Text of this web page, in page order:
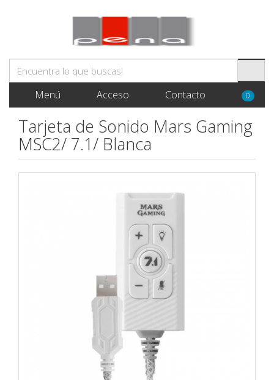
Menú Acceso Contacto 0
Tarjeta de Sonido Mars Gaming
MSC2/ 7.1/ Blanca